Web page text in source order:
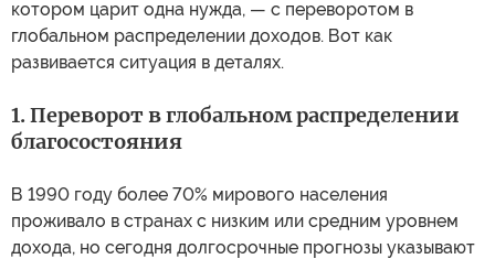
котором царит одна нужда, — с переворотом в
глобальном распределении доходов. Вот как
развивается ситуация в деталях.
1. Переворот в глобальном распределении
благосостояния
В 1990 году более 70% мирового населения
проживало в странах с низким или средним уровнем
дохода, но сегодня долгосрочные прогнозы указывают